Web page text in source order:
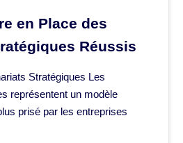
en Place des
Réussis
Stratégiques Les
représentent un modèle
prisé par les entreprises